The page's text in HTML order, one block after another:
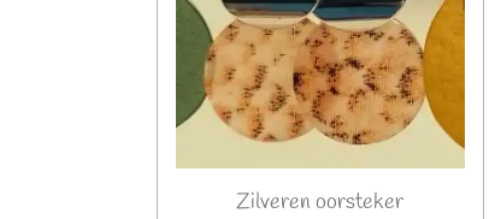
Zilveren oorsteker